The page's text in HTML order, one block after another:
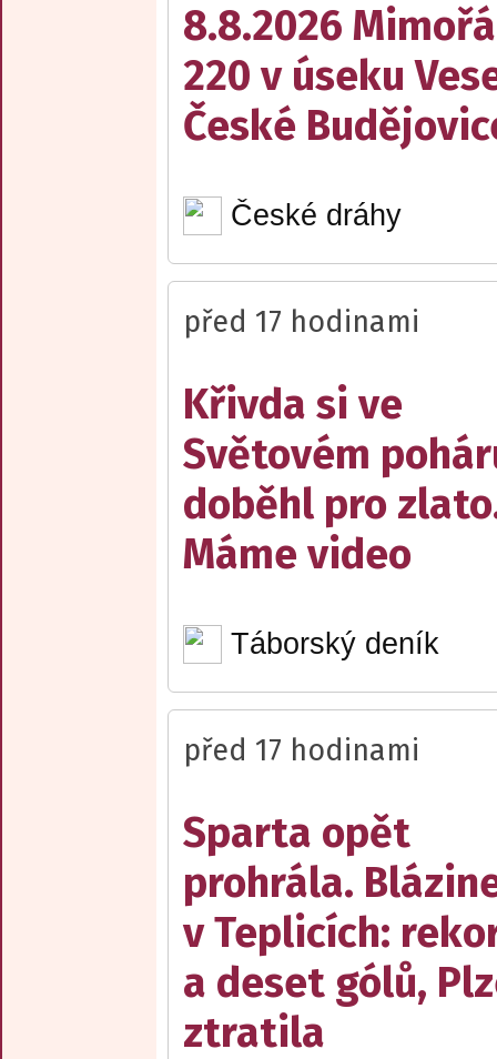
8.8.2026
220 v úseku
České
České dráhy
před 17 hodinami
Křivda si ve
Světovém
doběhl pro
Máme video
Táborský deník
před 17 hodinami
Sparta opět
prohrála.
v Teplicích:
a deset gólů,
ztratila